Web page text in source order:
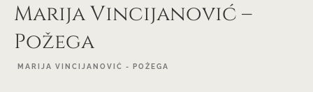
Marija Vincijanović –
Požega
MARIJA VINCIJANOVIĆ - POŽEGA